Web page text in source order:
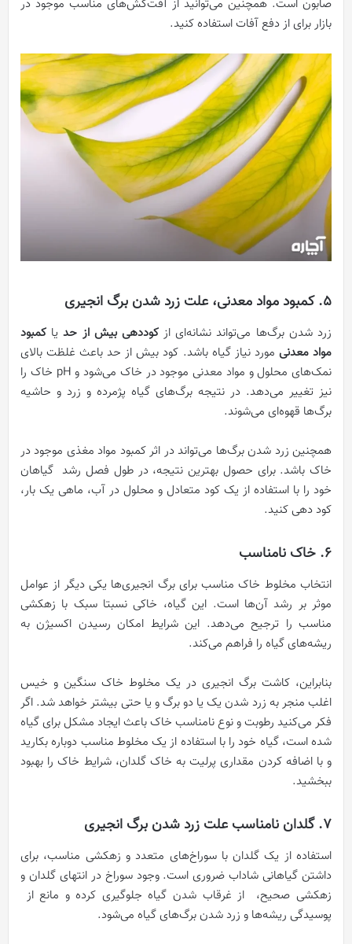
صابون است. همچنین می‌توانید از آفت‌کش‌های مناسب موجود در
بازار برای از دفع آفات استفاده کنید.
5. کمبود مواد معدنی، علت زرد شدن برگ انجیری
زرد شدن برگ‌ها می‌تواند نشانه‌ای ازکوددهی بیش از حدیا کمبود
مواد معدنی مورد نیاز گیاه باشد. کود بیش از حد باعث غلظت بالای
نمک‌های محلول و مواد معدنی موجود در خاک می‌شود و pH خاک را
نیز تغییر می‌دهد. در نتیجه برگ‌های گیاه پژمرده و زرد و حاشیه
برگ‌ها قهوه‌ای می‌شوند.
همچنین زرد شدن برگ‌ها می‌تواند در اثر کمبود مواد مغذی موجود در
خاک باشد. برای حصول بهترین نتیجه، در طول فصل رشد گیاهان
خود را با استفاده از یک کود متعادل و محلول در آب، ماهی یک بار،
کود دهی کنید.
6. خاک نامناسب
انتخاب مخلوط خاک مناسب برای برگ انجیری‌ها یکی دیگر از عوامل
موثر بر رشد آن‌ها است. این گیاه، خاکی نسبتا سبک با زهکشی
مناسب را ترجیح می‌دهد. این شرایط امکان رسیدن اکسیژن به
ریشه‌های گیاه را فراهم می‌کند.
بنابراین، کاشت برگ انجیری در یک مخلوط خاک سنگین و خیس
اغلب منجر به زرد شدن یک یا دو برگ و یا حتی بیشتر خواهد شد. اگر
فکر می‌کنید رطوبت و نوع نامناسب خاک باعث ایجاد مشکل برای گیاه
شده است، گیاه خود را با استفاده از یک مخلوط مناسب دوباره بکارید
و با اضافه کردن مقداری پرلیت به خاک گلدان، شرایط خاک را بهبود
ببخشید.
۷. گلدان نامناسب علت زرد شدن برگ انجیری
استفاده از یک گلدان با سوراخ‌های متعدد و زهکشی مناسب، برای
داشتن گیاهانی شاداب ضروری است. وجود سوراخ در انتهای گلدان و
زهکشی صحیح، از غرقاب شدن گیاه جلوگیری کرده و مانع از
پوسیدگی ریشه‌ها و زرد شدن برگ‌های گیاه می‌شود.